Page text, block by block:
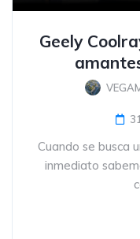
Geely
Cuando se busca
inmediato